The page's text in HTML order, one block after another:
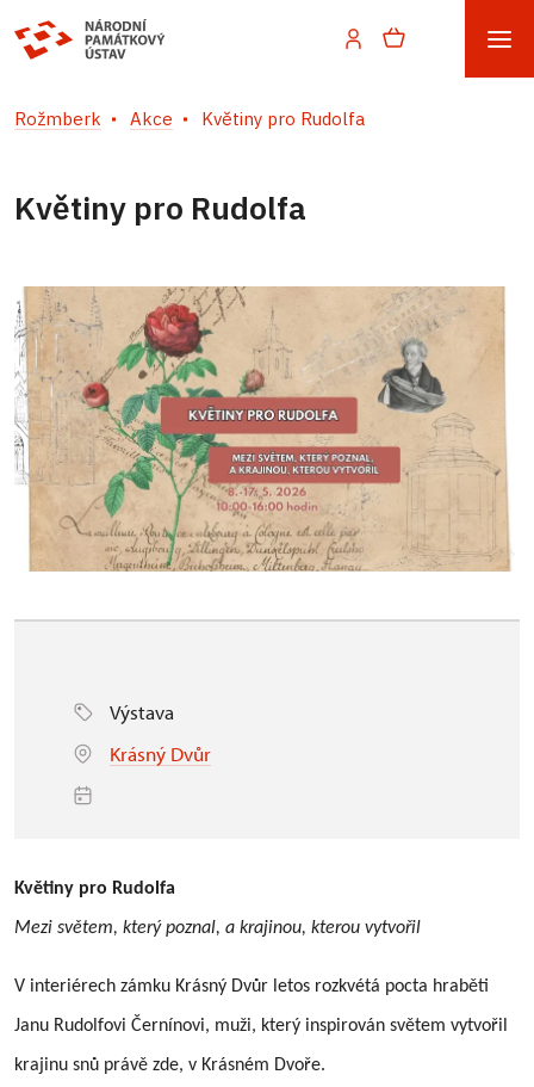
Rožmberk Akce Květiny pro Rudolfa
Květiny pro Rudolfa
Výstava
Krásný Dvůr
Květiny pro Rudolfa
Mezi světem, který poznal, a krajinou, kterou vytvořil
V interiérech zámku Krásný Dvůr letos rozkvétá pocta hraběti
Janu Rudolfovi Černínovi, muži, který inspirován světem vytvořil
krajinu snů právě zde, v Krásném Dvoře.